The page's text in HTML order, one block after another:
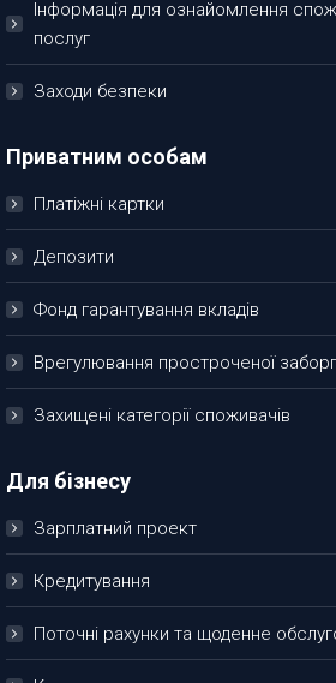
Інформація для ознайомлення
послуг
Заходи безпеки
Приватним особам
Платіжні картки
Депозити
Фонд гарантування вкладів
Врегулювання простроченої
Захищені категорії споживачів
Для бізнесу
Зарплатний проект
Кредитування
Поточні рахунки та щоденне